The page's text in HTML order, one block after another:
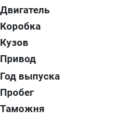
Двигатель
Коробка
Кузов
Привод
Год выпуска
Пробег
Таможня